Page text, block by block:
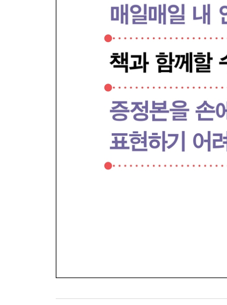
좋아하는 일을 하니까 행복해? _264
그래도 만화 번역 _267